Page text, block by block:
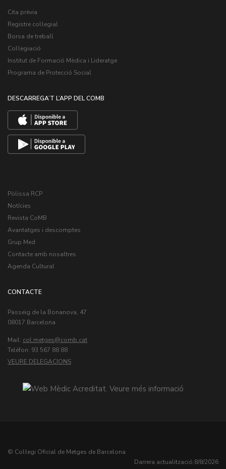
Cita prèvia
Registre col·legial
Borsa de treball
Col·legiació
Institut de Formació Mèdica i Lideratge
Programa de Protecció Social
DESCARREGA’T L’APP DEL COMB
Pòlissa RCP
Notícies
Revista CoMB
Avantatges i descomptes
Grup Med
Contacte amb nosaltres
Agenda Cultural
CONTACTE
Passeig de la Bonanova, 47
08017 Barcelona
Mail: col.metges
Teléfon: 93 567 88 88
VEURE DELEGACIONS
© Col·legi Oficial de Metges de Barcelona
Darrera actualització:8/8/2026